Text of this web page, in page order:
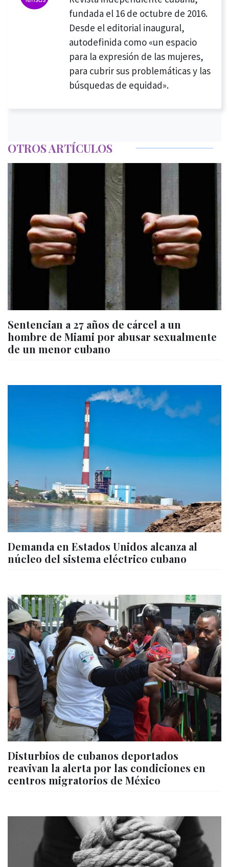
fundada el 16 de octubre de 2016.
Desde el editorial inaugural,
autodefinida como «un espacio
para la expresión de las mujeres,
para cubrir sus problemáticas y las
búsquedas de equidad».
OTROS ARTÍCULOS
Sentencian a 27 años de cárcel a un
hombre de Miami por abusar sexualmente
de un menor cubano
Demanda en Estados Unidos alcanza al
núcleo del sistema eléctrico cubano
Disturbios de cubanos deportados
reavivan la alerta por las condiciones en
centros migratorios de México